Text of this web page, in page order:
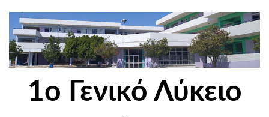
content
1ο Γενικό Λύκειο